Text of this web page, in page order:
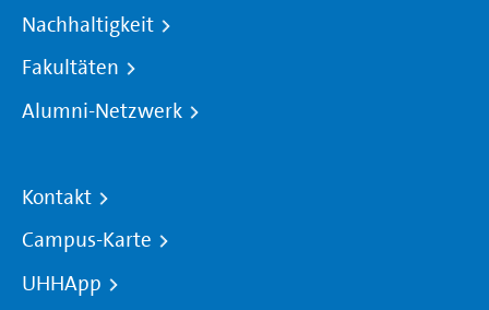
Nachhaltigkeit
Fakultäten
Alumni-Netzwerk
Kontakt
Campus-Karte
UHHApp